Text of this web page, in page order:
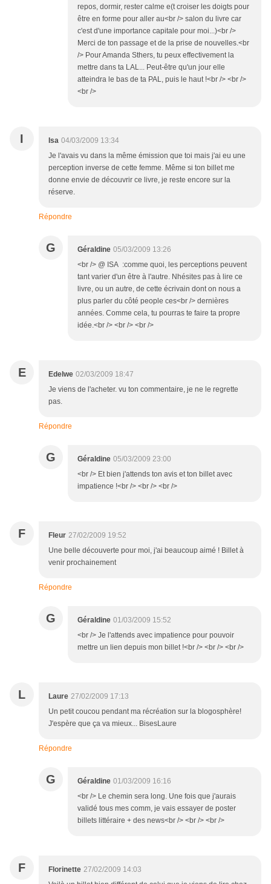
repos, dormir, rester calme e(t croiser les doigts pour
être en forme pour aller au<br /> salon du livre car
c'est d'une importance capitale pour moi...)<br />
Merci de ton passage et de la prise de nouvelles.<br
/> Pour Amanda Sthers, tu peux effectivement la
mettre dans ta LAL... Peut-être qu'un jour elle
atteindra le bas de ta PAL, puis le haut !<br /> <br />
<br />
I Isa 04/03/2009 13:34
Je l'avais vu dans la même émission que toi mais j'ai eu une
perception inverse de cette femme. Même si ton billet me
donne envie de découvrir ce livre, je reste encore sur la
réserve.
Répondre
G Géraldine 05/03/2009 13:26
<br /> @ ISA :comme quoi, les perceptions peuvent
tant varier d'un être à l'autre. Nhésites pas à lire ce
livre, ou un autre, de cette écrivain dont on nous a
plus parler du côté people ces<br /> dernières
années. Comme cela, tu pourras te faire ta propre
idée.<br /> <br /> <br />
E Edelwe 02/03/2009 18:47
Je viens de l'acheter. vu ton commentaire, je ne le regrette
pas.
Répondre
G Géraldine 05/03/2009 23:00
<br /> Et bien j'attends ton avis et ton billet avec
impatience !<br /> <br /> <br />
F Fleur 27/02/2009 19:52
Une belle découverte pour moi, j'ai beaucoup aimé ! Billet à
venir prochainement
Répondre
G Géraldine 01/03/2009 15:52
<br /> Je l'attends avec impatience pour pouvoir
mettre un lien depuis mon billet !<br /> <br /> <br />
L Laure 27/02/2009 17:13
Un petit coucou pendant ma récréation sur la blogosphère!
J'espère que ça va mieux... BisesLaure
Répondre
G Géraldine 01/03/2009 16:16
<br /> Le chemin sera long. Une fois que j'aurais
validé tous mes comm, je vais essayer de poster
billets littéraire + des news<br /> <br /> <br />
F Florinette 27/02/2009 14:03